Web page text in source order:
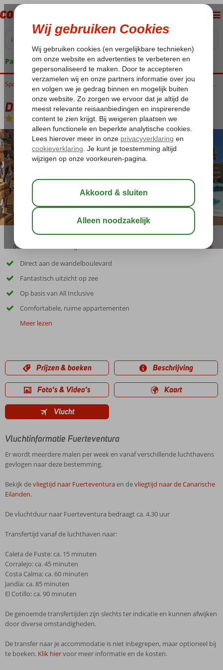
Pakketgarantie
Home Canarische Eilanden Fuerteventura Caleta de Fuste Dorado Suites Hotel
Dorado Suites Hotel
All Inclusive-Appartement
04:30 bewaar
Direct aan de wandelboulevard
Fantastisch uitzicht op zee
Op basis van All Inclusive
Comfortabele, ruime appartementen
Meer lezen
Prijzen & boeken Beschrijving
Foto's & Video's Kaart
Vlucht
Vluchtinformatie Fuerteventura
Er wordt meerdere malen per week en vanaf verschillende luchthavens
gevlogen naar deze bestemming.
Bekijk devliegtijd naar Fuerteventuraen devliegtijd naar de Canarische
Eilanden.
De vluchtduur naar Fuerteventura bedraagt ca. 4.30 uur
Transfertijd vanaf de luchthaven naar:
Caleta de Fuste: ca. 15 minuten
Corralejo: ca. 45 minuten
Costa Calma: ca. 60 minuten
Jandía: ca. 85 minuten
El Cotillo: ca. 90 minuten
De genoemde transfertijden zijn slechts ter indicatie en kunnen afwijken
door diverse omstandigheden.
De transfer naar je accommodatie is niet inbegrepen, maar optioneel bij
te boeken. Klik hiervoor meer informatie en de kosten.